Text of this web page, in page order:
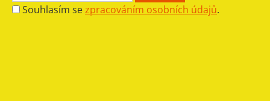
Souhlasím sezpracováním osobních údajů.